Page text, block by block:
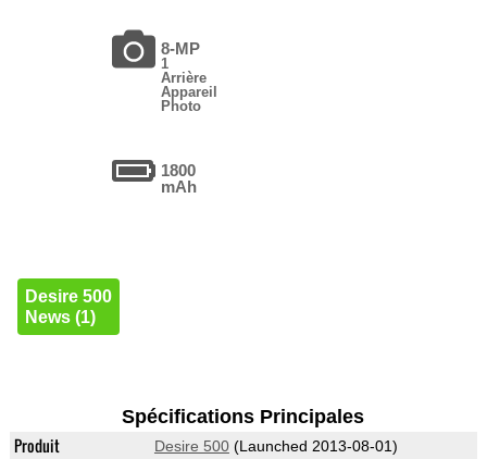
8-MP
1
Arrière
Appareil
Photo
1800
mAh
Desire 500
News (1)
Spécifications Principales
Produit Desire 500(Launched 2013-08-01)